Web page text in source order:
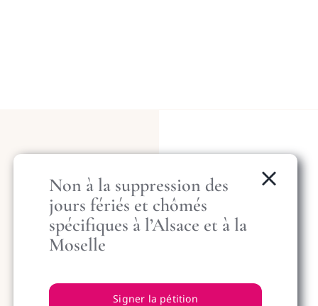
Institut du droit local Alsacien
Mosellan
application et adapter ses dispositions.
Non à la suppression des
jours fériés et chômés
spécifiques à l’Alsace et à la
Moselle
Signer la pétition